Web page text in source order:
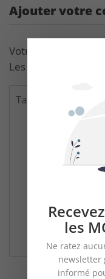
Ajouter votre
Votre adresse de
Les champs
les
Ne ratez
newsletter
informé